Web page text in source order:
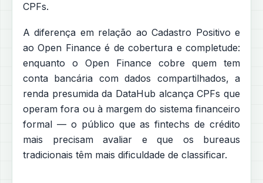
CPFs.
A diferença em relação ao Cadastro Positivo e
ao Open Finance é de cobertura e completude:
enquanto o Open Finance cobre quem tem
conta bancária com dados compartilhados, a
renda presumida da DataHub alcança CPFs que
operam fora ou à margem do sistema financeiro
formal — o público que as fintechs de crédito
mais precisam avaliar e que os bureaus
tradicionais têm mais dificuldade de classificar.